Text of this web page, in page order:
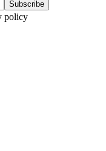
policy